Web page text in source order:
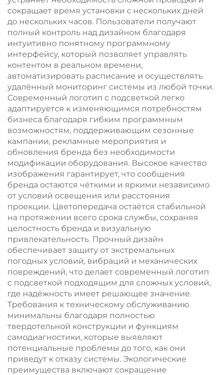
сокращает время установки с нескольких дней
до нескольких часов. Пользователи получают
полный контроль над дизайном благодаря
интуитивно понятному программному
интерфейсу, который позволяет управлять
контентом в реальном времени,
автоматизировать расписание и осуществлять
удалённый мониторинг системы из любой точки.
Современный логотип с подсветкой легко
адаптируется к изменяющимся потребностям
бизнеса благодаря гибким программным
возможностям, поддерживающим сезонные
кампании, рекламные мероприятия и
обновления бренда без необходимости
модификации оборудования. Высокое качество
изображения гарантирует, что сообщения
бренда остаются чёткими и яркими независимо
от условий освещения или расстояния
проекции. Цветопередача остаётся стабильной
на протяжении всего срока службы, сохраняя
целостность бренда и визуальную
привлекательность. Прочный дизайн
обеспечивает защиту от экстремальных
погодных условий, вибраций и механических
повреждений, что делает современный логотип
с подсветкой подходящим для сложных условий,
где надёжность имеет решающее значение.
Требования к техническому обслуживанию
минимальны благодаря полностью
твердотельной конструкции и функциям
самодиагностики, которые выявляют
потенциальные проблемы до того, как они
приведут к отказу системы. Экологические
преимущества включают сокращение